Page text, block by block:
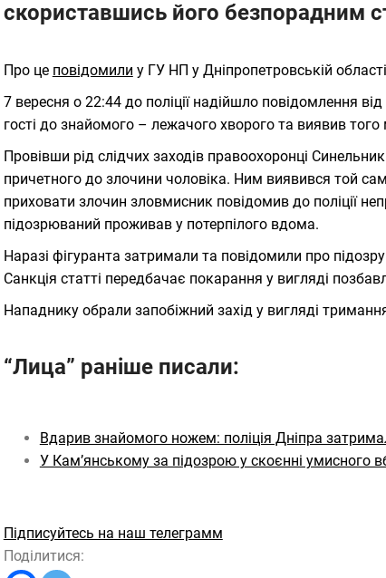
скориставшись його безпорадним
Про це повідомили у ГУ НП у Дніпропетровській
7 вересня о 22:44 до поліції надійшло повідомлення
гості до знайомого – лежачого хворого та виявив
Провівши рід слідчих заходів правоохоронці
причетного до злочини чоловіка. Ним виявився той
приховати злочин зловмисник повідомив до поліції
підозрюваний проживав у потерпілого вдома.
Наразі фігуранта затримали та повідомили про
Санкція статті передбачає покарання у вигляді
Нападнику обрали запобіжний захід у вигляді
“Лица” раніше писали:
Вдарив знайомого ножем: поліція Дніпра
У Кам’янському за підозрою у скоєнні умисного
Підписуйтесь на наш телеграмм
Поділитися: